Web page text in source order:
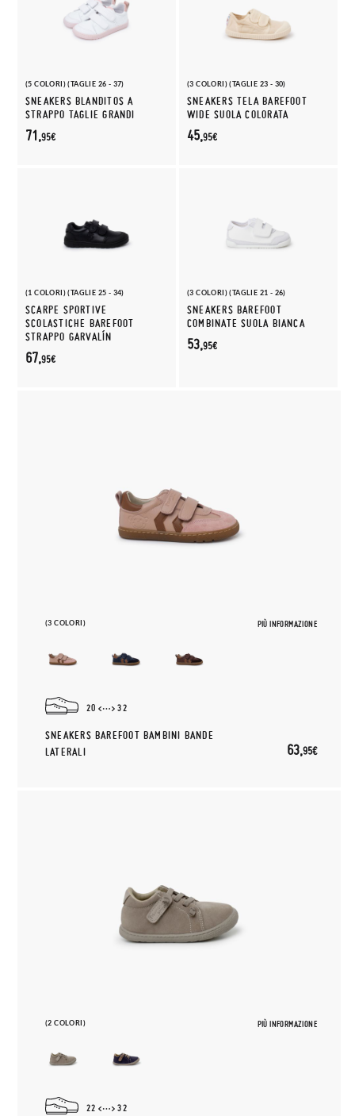
(5 COLORI) (TAGLIE 26 - 37)
SNEAKERS BLANDITOS A
STRAPPO TAGLIE GRANDI
71,95€
(3 COLORI) (TAGLIE 23 - 30)
SNEAKERS TELA BAREFOOT
WIDE SUOLA COLORATA
45,95€
(1 COLORI) (TAGLIE 25 - 34)
SCARPE SPORTIVE
SCOLASTICHE BAREFOOT
STRAPPO GARVALÍN
67,95€
(3 COLORI) (TAGLIE 21 - 26)
SNEAKERS BAREFOOT
COMBINATE SUOLA BIANCA
53,95€
(3 COLORI) PIÙ INFORMAZIONE
20 32
SNEAKERS BAREFOOT BAMBINI BANDE
LATERALI
63,95€
(2 COLORI) PIÙ INFORMAZIONE
22 32